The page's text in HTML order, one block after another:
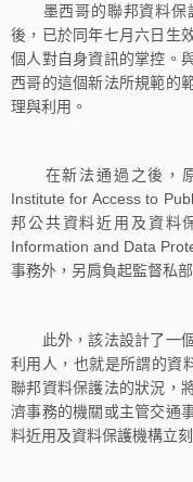
墨西哥的聯邦資料保
後，已於同年七月六日生
個人對自身資訊的掌控。
西哥的這個新法所規範的
理與利用。
在新法通過之後，原
Institute for Access to
邦公共資料近用及資料
Information and Data
事務外，另肩負起監督私
此外，該法設計了一個
利用人，也就是所謂的資
聯邦資料保護法的狀況，
濟事務的機關或主管交通
料近用及資料保護機構立刻